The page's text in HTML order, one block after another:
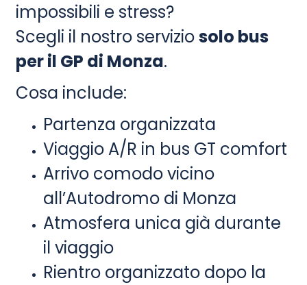
impossibili e stress?
Scegli il nostro serviziosolo bus
per il GP di Monza.
Cosa include:
Partenza organizzata
Viaggio A/R in bus GT comfort
Arrivo comodo vicino
all’Autodromo di Monza
Atmosfera unica già durante
il viaggio
Rientro organizzato dopo la